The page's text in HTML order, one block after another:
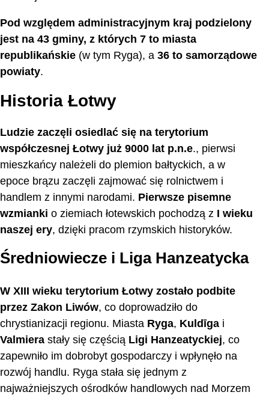
Pod względem administracyjnym kraj podzielony
jest na 43 gminy, z których 7 to miasta
republikańskie (w tym Ryga), a 36 to samorządowe
powiaty.
Historia Łotwy
Ludzie zaczęli osiedlać się na terytorium
współczesnej Łotwy już 9000 lat p.n.e., pierwsi
mieszkańcy należeli do plemion bałtyckich, a w
epoce brązu zaczęli zajmować się rolnictwem i
handlem z innymi narodami. Pierwsze pisemne
wzmianki o ziemiach łotewskich pochodzą z I wieku
naszej ery, dzięki pracom rzymskich historyków.
Średniowiecze i Liga Hanzeatycka
W XIII wieku terytorium Łotwy zostało podbite
przez Zakon Liwów, co doprowadziło do
chrystianizacji regionu. Miasta Ryga, Kuldīga i
Valmiera stały się częścią Ligi Hanzeatyckiej, co
zapewniło im dobrobyt gospodarczy i wpłynęło na
rozwój handlu. Ryga stała się jednym z
najważniejszych ośrodków handlowych nad Morzem